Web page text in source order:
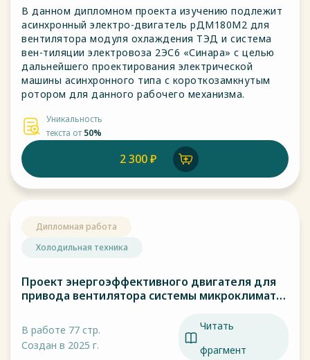
В данном дипломном проекта изучению подлежит
асинхронный электро-двигатель рДМ180М2 для
вентилятора модуля охлаждения ТЭД и система
вен-тиляции электровоза 2ЭС6 «Синара» с целью
дальнейшего проектирования электрической
машины асинхронного типа с короткозамкнутым
ротором для данного рабочего механизма.
Уникальность
текста от 50%
2 300 ₽
Дипломная работа
Холодильная техника
Проект энергоэффективного двигателя для
привода вентилятора системы микроклимата
электровоза
В работе 77 стр.
Создан в 2025 г.
Читать
фрагмент